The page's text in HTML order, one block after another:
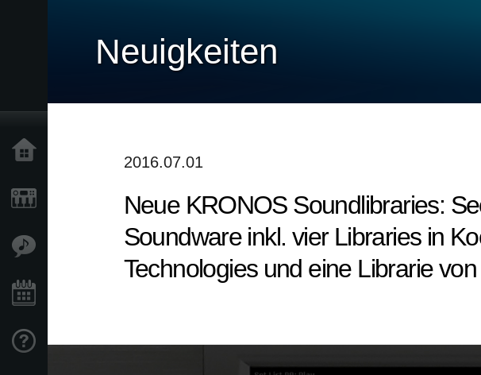
Support
Neuigkeiten
2016.07.01
Neue KRONOS Soundlibraries:
Soundware inkl. vier Libraries in
Technologies und eine Librarie